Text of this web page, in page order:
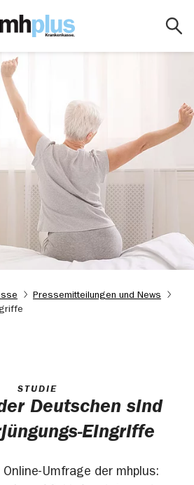
Pressemitteilungen und News
STUDIE
Deutschen sind
Eingriffe
Umfrage der mhplus: